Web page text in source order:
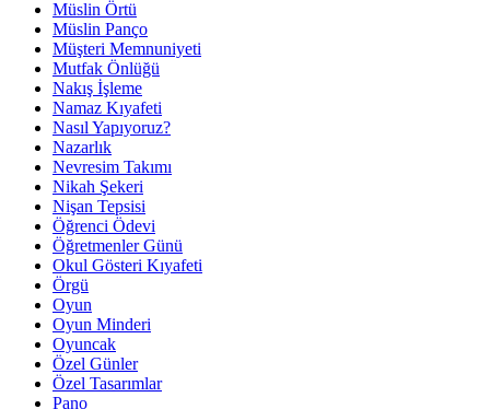
Müslin Örtü
Müslin Panço
Müşteri Memnuniyeti
Mutfak Önlüğü
Nakış İşleme
Namaz Kıyafeti
Nasıl Yapıyoruz?
Nazarlık
Nevresim Takımı
Nikah Şekeri
Nişan Tepsisi
Öğrenci Ödevi
Öğretmenler Günü
Okul Gösteri Kıyafeti
Örgü
Oyun
Oyun Minderi
Oyuncak
Özel Günler
Özel Tasarımlar
Pano